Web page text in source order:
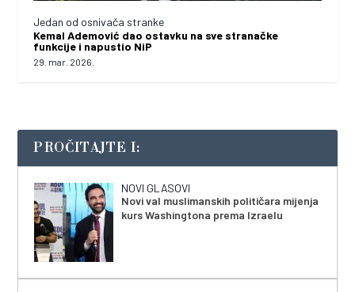
Jedan od osnivača stranke
Kemal Ademović dao ostavku na sve stranačke
funkcije i napustio NiP
29. mar. 2026.
PROČITAJTE I:
NOVI GLASOVI
Novi val muslimanskih političara mijenja
kurs Washingtona prema Izraelu